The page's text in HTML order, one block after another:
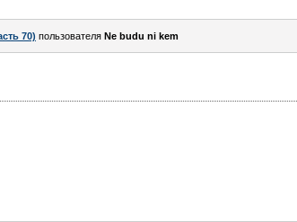
70) пользователя Ne budu ni kem